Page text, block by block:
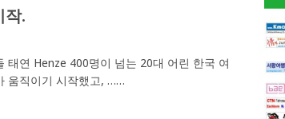
시판 / 행사 / 알림
현황
거듭나겠습니다”
한인소식
넘어 혁신 거점으로”
작.
태연 Henze 400명이 넘는 20대 어린 한국 여
움직이기 시작했고, ……